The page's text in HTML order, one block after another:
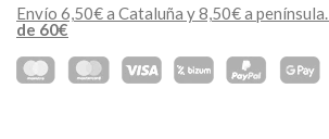
Envío 6,50€ a Cataluña y 8,50€ a península.
de 60€